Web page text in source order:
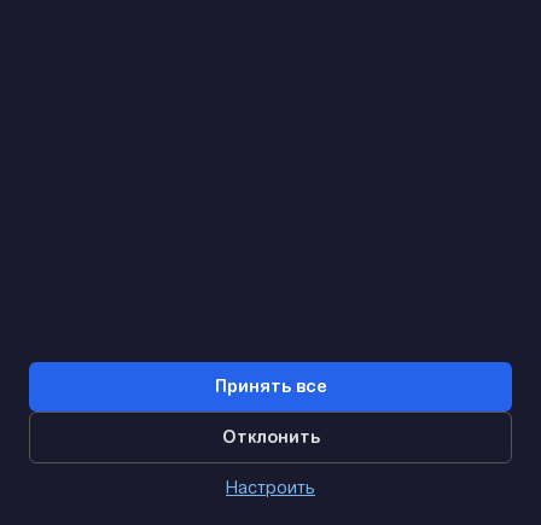
Принять все
Отклонить
Настроить